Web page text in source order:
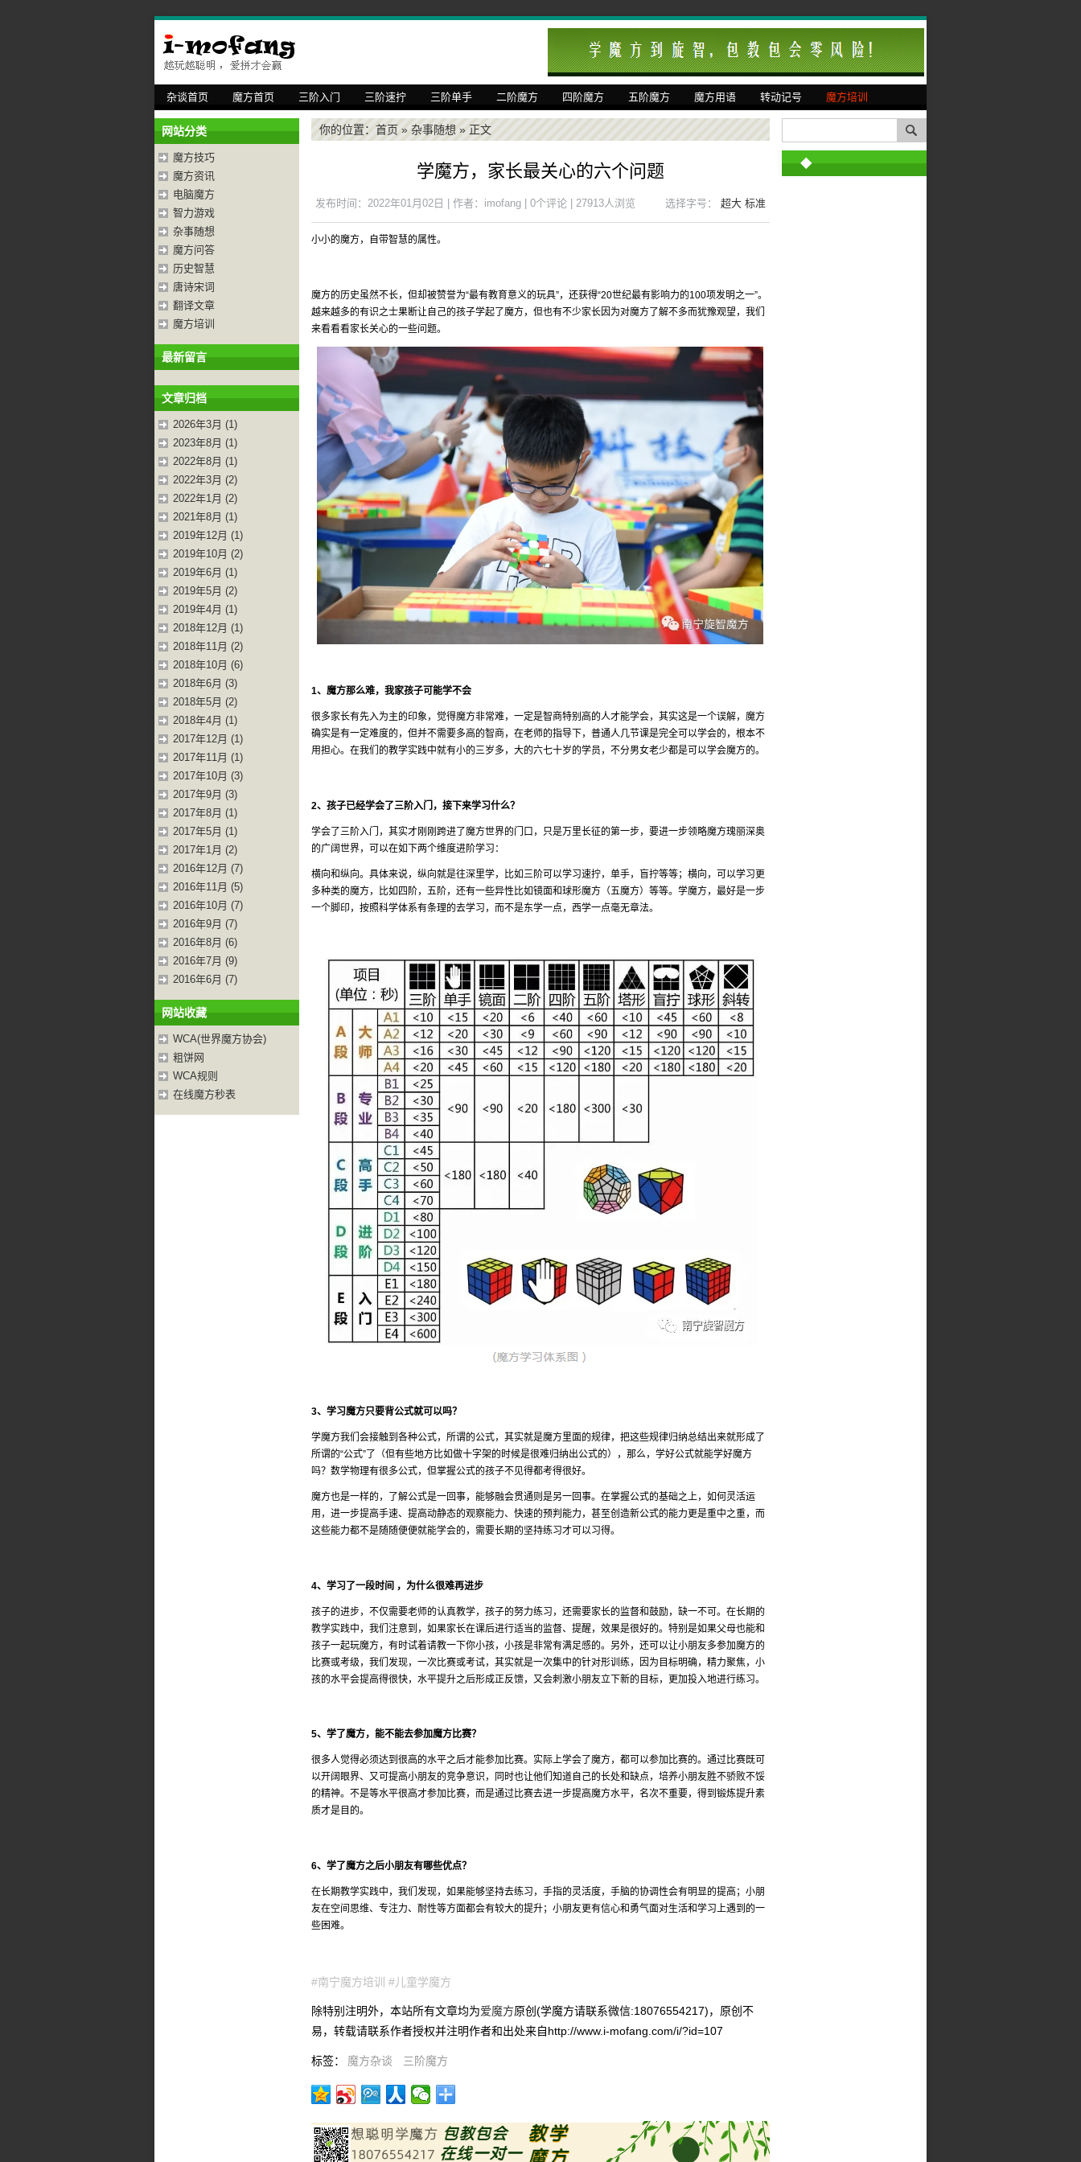
杂谈首页 魔方首页 三阶入门 三阶速拧 三阶单手 二阶魔方 四阶魔方 五阶魔方 魔方用语 转动记号 魔方培训
网站分类
魔方技巧
魔方资讯
电脑魔方
智力游戏
杂事随想
魔方问答
历史智慧
唐诗宋词
翻译文章
魔方培训
最新留言
文章归档
2026年3月 (1)
2023年8月 (1)
2022年8月 (1)
2022年3月 (2)
2022年1月 (2)
2021年8月 (1)
2019年12月 (1)
2019年10月 (2)
2019年6月 (1)
2019年5月 (2)
2019年4月 (1)
2018年12月 (1)
2018年11月 (2)
2018年10月 (6)
2018年6月 (3)
2018年5月 (2)
2018年4月 (1)
2017年12月 (1)
2017年11月 (1)
2017年10月 (3)
2017年9月 (3)
2017年8月 (1)
2017年5月 (1)
2017年1月 (2)
2016年12月 (7)
2016年11月 (5)
2016年10月 (7)
2016年9月 (7)
2016年8月 (6)
2016年7月 (9)
2016年6月 (7)
网站收藏
WCA(世界魔方协会)
粗饼网
WCA规则
在线魔方秒表
你的位置： 首页 » 杂事随想 » 正文
学魔方，家长最关心的六个问题
选择字号： 超大 标准
发布时间：2022年01月02日 | 作者：imofang | 0个评论 | 27913人浏览
小小的魔方，自带智慧的属性。
魔方的历史虽然不长，但却被赞誉为“最有教育意义的玩具”，还获得“20世纪最有影响力的100项发明之一”。
越来越多的有识之士果断让自己的孩子学起了魔方，但也有不少家长因为对魔方了解不多而犹豫观望，我们
来看看看家长关心的一些问题。
1、魔方那么难，我家孩子可能学不会
很多家长有先入为主的印象，觉得魔方非常难，一定是智商特别高的人才能学会，其实这是一个误解，魔方
确实是有一定难度的，但并不需要多高的智商，在老师的指导下，普通人几节课是完全可以学会的，根本不
用担心。在我们的教学实践中就有小的三岁多，大的六七十岁的学员，不分男女老少都是可以学会魔方的。
2、孩子已经学会了三阶入门，接下来学习什么？
学会了三阶入门，其实才刚刚跨进了魔方世界的门口，只是万里长征的第一步，要进一步领略魔方瑰丽深奥
的广阔世界，可以在如下两个维度进阶学习：
横向和纵向。具体来说，纵向就是往深里学，比如三阶可以学习速拧，单手，盲拧等等；横向，可以学习更
多种类的魔方，比如四阶，五阶，还有一些异性比如镜面和球形魔方（五魔方）等等。学魔方，最好是一步
一个脚印，按照科学体系有条理的去学习，而不是东学一点，西学一点毫无章法。
3、学习魔方只要背公式就可以吗？
学魔方我们会接触到各种公式，所谓的公式，其实就是魔方里面的规律，把这些规律归纳总结出来就形成了
所谓的“公式”了（但有些地方比如做十字架的时候是很难归纳出公式的），那么，学好公式就能学好魔方
吗？数学物理有很多公式，但掌握公式的孩子不见得都考得很好。
魔方也是一样的，了解公式是一回事，能够融会贯通则是另一回事。在掌握公式的基础之上，如何灵活运
用，进一步提高手速、提高动静态的观察能力、快速的预判能力，甚至创造新公式的能力更是重中之重，而
这些能力都不是随随便便就能学会的，需要长期的坚持练习才可以习得。
4、学习了一段时间 ，为什么很难再进步
孩子的进步，不仅需要老师的认真教学，孩子的努力练习，还需要家长的监督和鼓励，缺一不可。在长期的
教学实践中，我们注意到，如果家长在课后进行适当的监督、提醒，效果是很好的。特别是如果父母也能和
孩子一起玩魔方，有时试着请教一下你小孩，小孩是非常有满足感的。另外，还可以让小朋友多参加魔方的
比赛或考级，我们发现，一次比赛或考试，其实就是一次集中的针对形训练，因为目标明确，精力聚焦，小
孩的水平会提高得很快，水平提升之后形成正反馈，又会刺激小朋友立下新的目标，更加投入地进行练习。
5、学了魔方，能不能去参加魔方比赛？
很多人觉得必须达到很高的水平之后才能参加比赛。实际上学会了魔方，都可以参加比赛的。通过比赛既可
以开阔眼界、又可提高小朋友的竞争意识，同时也让他们知道自己的长处和缺点，培养小朋友胜不骄败不馁
的精神。不是等水平很高才参加比赛，而是通过比赛去进一步提高魔方水平，名次不重要，得到锻炼提升素
质才是目的。
6、学了魔方之后小朋友有哪些优点？
在长期教学实践中，我们发现，如果能够坚持去练习，手指的灵活度，手脑的协调性会有明显的提高；小朋
友在空间思维、专注力、耐性等方面都会有较大的提升；小朋友更有信心和勇气面对生活和学习上遇到的一
些困难。
#南宁魔方培训 #儿童学魔方
除特别注明外，本站所有文章均为爱魔方原创(学魔方请联系微信:18076554217)，原创不
易，转载请联系作者授权并注明作者和出处来自http://www.i-mofang.com/i/?id=107
标签： 魔方杂谈 三阶魔方
◆